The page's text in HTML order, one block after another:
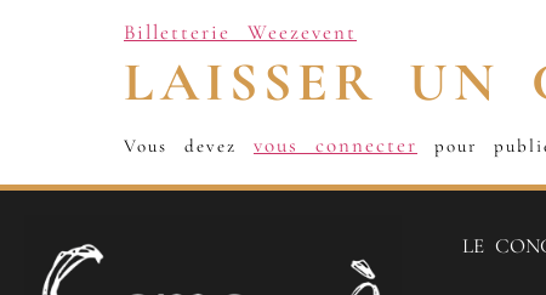
Billetterie Weezevent
LAISSER UN
Vous devez vous connecter pour
LE